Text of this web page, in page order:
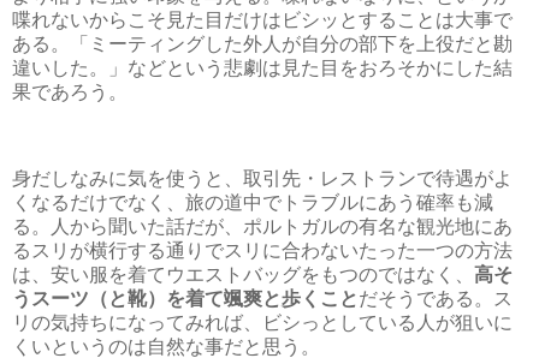
喋れないからこそ見た目だけはビシッとすることは大事で
ある。「ミーティングした外人が自分の部下を上役だと勘
違いした。」などという悲劇は見た目をおろそかにした結
果であろう。
身だしなみに気を使うと、取引先・レストランで待遇がよ
くなるだけでなく、旅の道中でトラブルにあう確率も減
る。人から聞いた話だが、ポルトガルの有名な観光地にあ
るスリが横行する通りでスリに合わないたった一つの方法
は、安い服を着てウエストバッグをもつのではなく、 高そ
うスーツ（と靴）を着て颯爽と歩くことだそうである。ス
リの気持ちになってみれば、ビシっとしている人が狙いに
くいというのは自然な事だと思う。